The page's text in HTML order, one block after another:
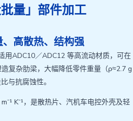
量」部件加工
高散热、结构强
用ADC10／ADC12 等高流动材质，可在
复杂肋梁，大幅降低零件重量（ρ≈2.7 g
与抗腐蚀性。
K⁻¹，是散热片、汽机车电控外壳及轻